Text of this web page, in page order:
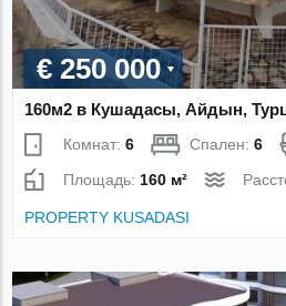
€ 250 000
160м2 в Кушадасы, Айдын,
Комнат:6 Спален:6
Площадь: 160 м²
PROPERTY KUSADASI